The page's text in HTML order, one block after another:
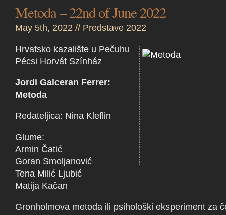
Metoda – 22nd of June 2022
May 5th, 2022 // Predstave 2022
Hrvatsko kazalište u Pečuhu
Pécsi Horvát Színház
Jordi Galceran Ferrer:
Metoda
Redateljica: Nina Kleflin
Glume:
Armin Čatić
Goran Smoljanović
Tena Milić Ljubić
Matija Kačan
Gronholmova metoda ili psihološki eksperiment za